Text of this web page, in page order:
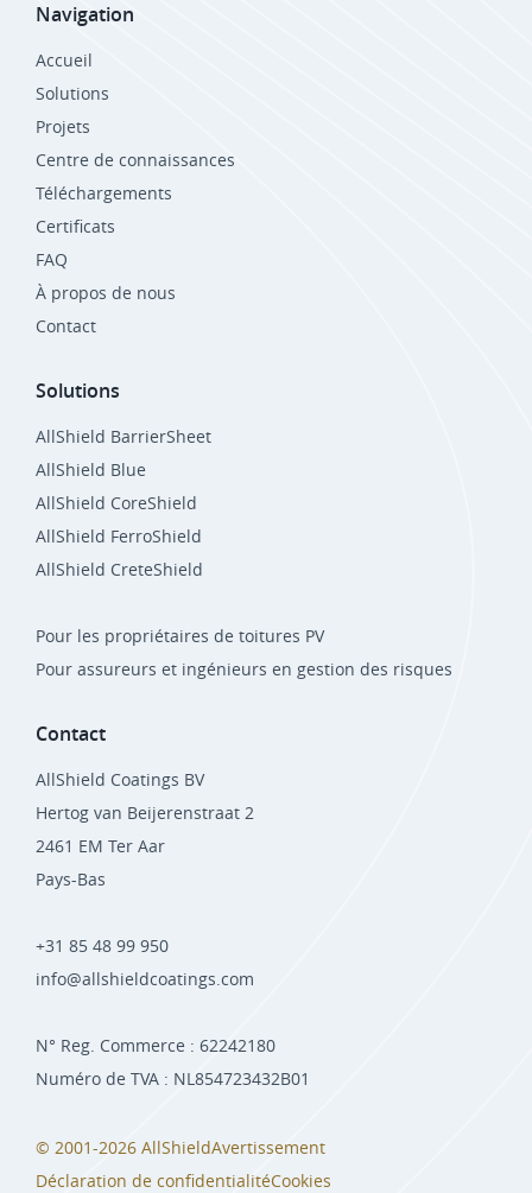
Navigation
Accueil
Solutions
Projets
Centre de connaissances
Téléchargements
Certificats
FAQ
À propos de nous
Contact
Solutions
AllShield BarrierSheet
AllShield Blue
AllShield CoreShield
AllShield FerroShield
AllShield CreteShield
Pour les propriétaires de toitures PV
Pour assureurs et ingénieurs en gestion des risques
Contact
AllShield Coatings BV
Hertog van Beijerenstraat 2
2461 EM Ter Aar
Pays-Bas
+31 85 48 99 950
info@allshieldcoatings.com
N° Reg. Commerce : 62242180
Numéro de TVA : NL854723432B01
© 2001-2026 AllShieldAvertissement
Déclaration de confidentialitéCookies